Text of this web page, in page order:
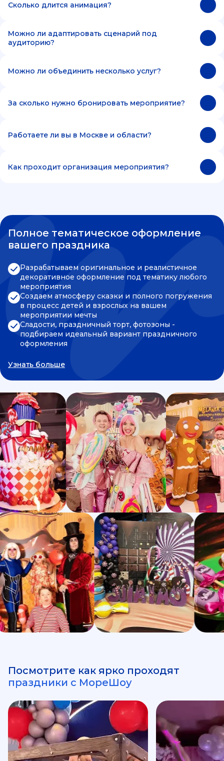
Сколько длится анимация?
Можно ли адаптировать сценарий под
аудиторию?
Можно ли объединить несколько услуг?
За сколько нужно бронировать мероприятие?
Работаете ли вы в Москве и области?
Как проходит организация мероприятия?
Полное тематическое оформление
вашего праздника
Разрабатываем оригинальное и реалистичное
декоративное оформление под тематику любого
мероприятия
Создаем атмосферу сказки и полного погружения
в процесс детей и взрослых на вашем
мероприятии мечты
Сладости, праздничный торт, фотозоны -
подбираем идеальный вариант праздничного
оформления
Узнать больше
Посмотрите как ярко проходят
праздники с МореШоу